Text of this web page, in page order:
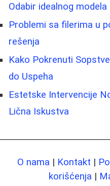
Odabir idealnog modela
Problemi sa filerima u
rešenja
Kako Pokrenuti
do Uspeha
Estetske Intervencije
Lična Iskustva
O nama | Kontakt |
korišćenja |